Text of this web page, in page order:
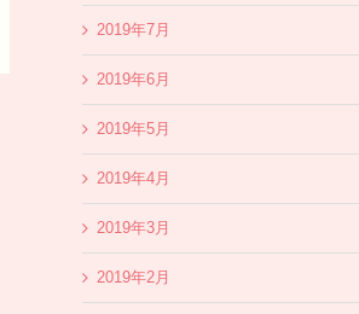
2019年7月
2019年6月
2019年5月
2019年4月
2019年3月
2019年2月